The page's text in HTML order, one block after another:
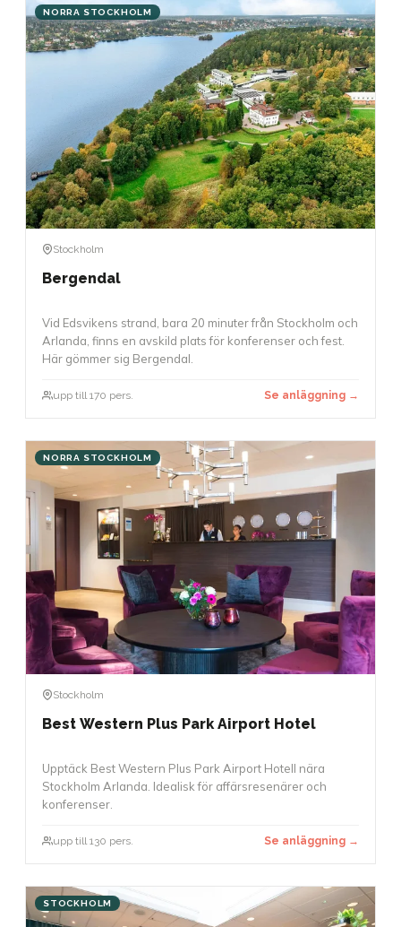
NORRA STOCKHOLM
Stockholm
Bergendal
Vid Edsvikens strand, bara 20 minuter från Stockholm och
Arlanda, finns en avskild plats för konferenser och fest.
Här gömmer sig Bergendal.
upp till 170 pers. Se anläggning →
NORRA STOCKHOLM
Stockholm
Best Western Plus Park Airport Hotel
Upptäck Best Western Plus Park Airport Hotell nära
Stockholm Arlanda. Idealisk för affärsresenärer och
konferenser.
upp till 130 pers. Se anläggning →
STOCKHOLM